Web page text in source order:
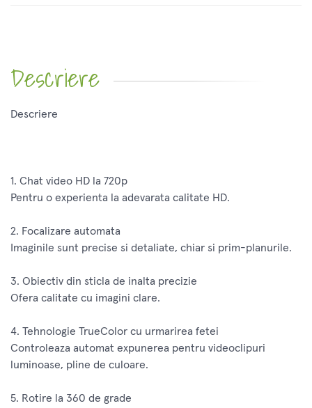
Descriere
Descriere
1. Chat video HD la 720p
Pentru o experienta la adevarata calitate HD.
2. Focalizare automata
Imaginile sunt precise si detaliate, chiar si prim-planurile.
3. Obiectiv din sticla de inalta precizie
Ofera calitate cu imagini clare.
4. Tehnologie TrueColor cu urmarirea fetei
Controleaza automat expunerea pentru videoclipuri
luminoase, pline de culoare.
5. Rotire la 360 de grade